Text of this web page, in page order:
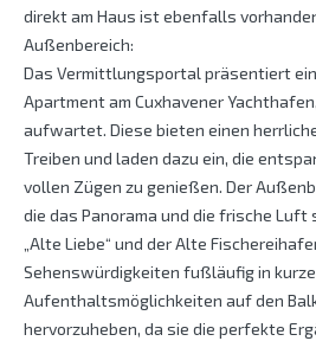
direkt am Haus ist ebenfalls
Außenbereich:
Das Vermittlungsportal präsentiert
Apartment am Cuxhavener
aufwartet. Diese bieten einen
Treiben und laden dazu ein, die
vollen Zügen zu genießen. Der
die das Panorama und die frische Luft
„Alte Liebe“ und der Alte
Sehenswürdigkeiten fußläufig in
Aufenthaltsmöglichkeiten auf den
hervorzuheben, da sie die perfekte